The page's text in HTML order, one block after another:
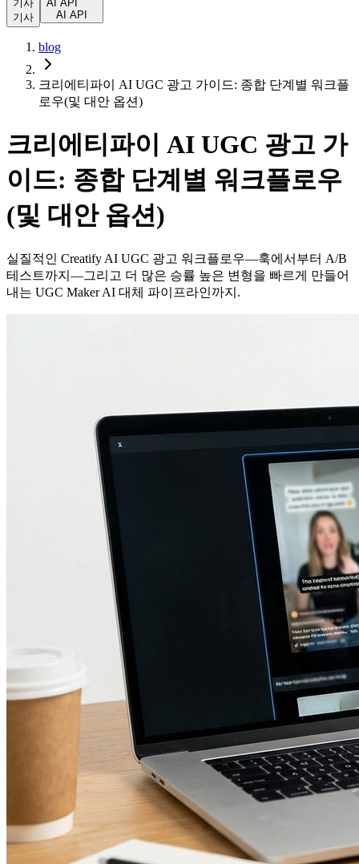
기사
기사
AI API
AI API
blog
크리에티파이 AI UGC 광고 가이드: 종합 단계별 워크플
로우(및 대안 옵션)
크리에티파이 AI UGC 광고 가
이드: 종합 단계별 워크플로우
(및 대안 옵션)
실질적인 Creatify AI UGC 광고 워크플로우—훅에서부터 A/B
테스트까지—그리고 더 많은 승률 높은 변형을 빠르게 만들어
내는 UGC Maker AI 대체 파이프라인까지.